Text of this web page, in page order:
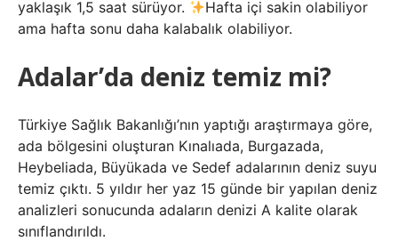
yaklaşık 1,5 saat sürüyor.
Hafta içi sakin olabiliyor
ama hafta sonu daha kalabalık olabiliyor.
Adalar’da deniz temiz mi?
Türkiye Sağlık Bakanlığı’nın yaptığı araştırmaya göre,
ada bölgesini oluşturan Kınalıada, Burgazada,
Heybeliada, Büyükada ve Sedef adalarının deniz suyu
temiz çıktı. 5 yıldır her yaz 15 günde bir yapılan deniz
analizleri sonucunda adaların denizi A kalite olarak
sınıflandırıldı.